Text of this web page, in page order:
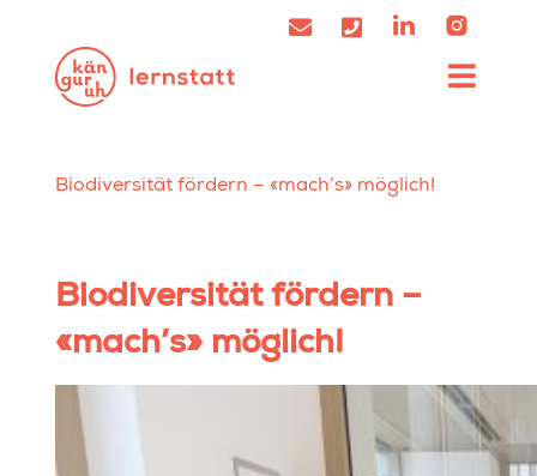
Biodiversität fördern – «mach’s» möglich!
Biodiversität fördern –
«mach’s» möglich!